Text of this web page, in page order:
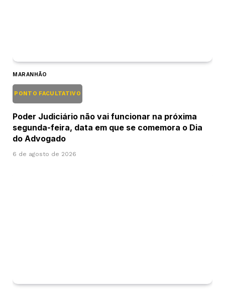
MARANHÃO
PONTO FACULTATIVO
Poder Judiciário não vai funcionar na próxima
segunda-feira, data em que se comemora o Dia
do Advogado
6 de agosto de 2026